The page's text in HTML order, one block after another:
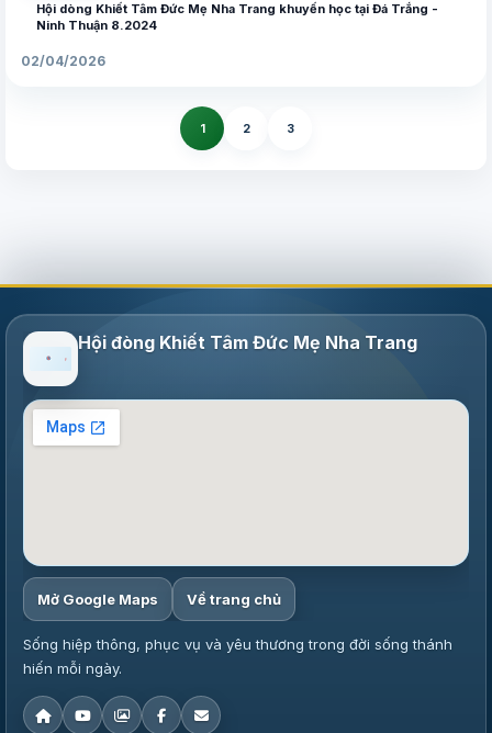
Hội dòng Khiết Tâm Đức Mẹ Nha Trang khuyến học tại Đá Trắng -
Ninh Thuận 8.2024
02/04/2026
1 2 3
Hội đòng Khiết Tâm Đức Mẹ Nha Trang
Mở Google Maps Về trang chủ
Sống hiệp thông, phục vụ và yêu thương trong đời sống thánh
hiến mỗi ngày.